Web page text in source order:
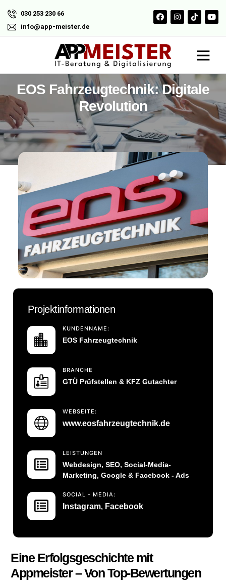
030 253 230 66
info@app-meister.de
EOS Fahrzeugtechnik: Digitale
Revolution
Projektinformationen
KUNDENNAME:
EOS Fahrzeugtechnik
BRANCHE
GTÜ Prüfstellen & KFZ Gutachter
WEBSEITE:
www.eosfahrzeugtechnik.de
LEISTUNGEN
Webdesign, SEO, Social-Media-
Marketing, Google & Facebook - Ads
SOCIAL - MEDIA:
Instagram, Facebook
Eine Erfolgsgeschichte mit
Appmeister – Von Top-Bewertungen